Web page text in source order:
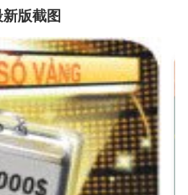
版截图